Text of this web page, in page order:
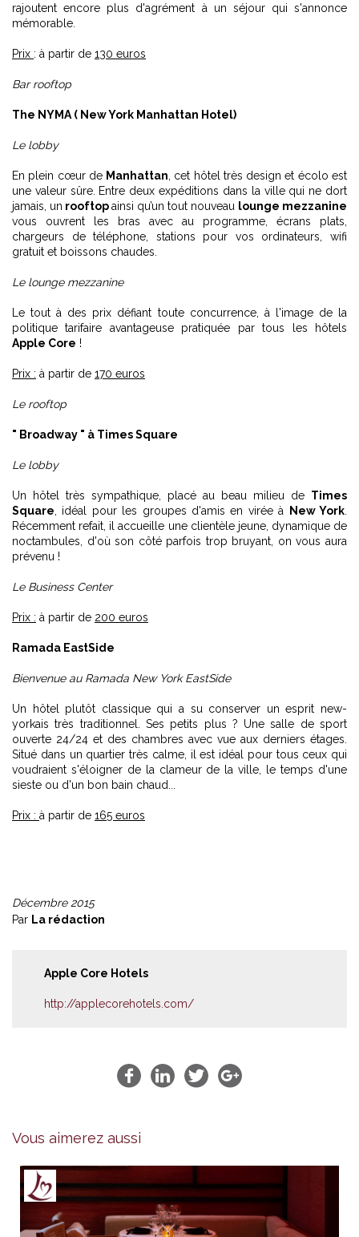
rajoutent encore plus d'agrément à un séjour qui s'annonce
mémorable.
Prix : à partir de 130 euros
Bar rooftop
The NYMA ( New York Manhattan Hotel)
Le lobby
En plein cœur de Manhattan , cet hôtel très design et écolo est
une valeur sûre. Entre deux expéditions dans la ville qui ne dort
jamais, un rooftopainsi qu’un tout nouveau lounge mezzanine
vous ouvrent les bras avec au programme, écrans plats,
chargeurs de téléphone, stations pour vos ordinateurs, wifi
gratuit et boissons chaudes.
Le lounge mezzanine
Le tout à des prix défiant toute concurrence, à l'image de la
politique tarifaire avantageuse pratiquée par tous les hôtels
Apple Core !
Prix : à partir de 170 euros
Le rooftop
" Broadway " à Times Square
Le lobby
Un hôtel très sympathique, placé au beau milieu de Times
Square , idéal pour les groupes d'amis en virée à New York
Récemment refait, il accueille une clientèle jeune, dynamique de
noctambules, d'où son côté parfois trop bruyant, on vous aura
prévenu !
Le Business Center
Prix : à partir de 200 euros
Ramada EastSide
Bienvenue au Ramada New York EastSide
Un hôtel plutôt classique qui a su conserver un esprit new-
yorkais très traditionnel. Ses petits plus ? Une salle de sport
ouverte 24/24 et des chambres avec vue aux derniers étages.
Situé dans un quartier très calme, il est idéal pour tous ceux qui
voudraient s'éloigner de la clameur de la ville, le temps d'une
sieste ou d'un bon bain chaud...
Prix : à partir de 165 euros
Décembre 2015
Par La rédaction
Apple Core Hotels
http://applecorehotels.com/
Vous aimerez aussi